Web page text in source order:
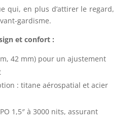
qui, en plus d’attirer le regard,
gardisme.
et confort :
42 mm) pour un ajustement
: titane aérospatial et acier
1,5″ à 3000 nits, assurant